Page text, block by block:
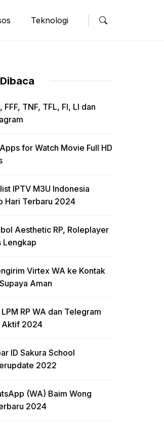
Teknologi
FFF, TNF, TFL, FI, LI dan
for Watch Movie Full HD
IPTV M3U Indonesia
Hari Terbaru 2024
Aesthetic RP, Roleplayer
Lengkap
Virtex WA ke Kontak
Aman
RP WA dan Telegram
Aktif 2024
ID Sakura School
2022
(WA) Baim Wong
2024